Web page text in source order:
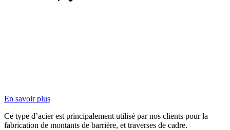
En savoir plus
Ce type d’acier est principalement utilisé par nos clients pour la
fabrication de montants de barrière, et traverses de cadre.